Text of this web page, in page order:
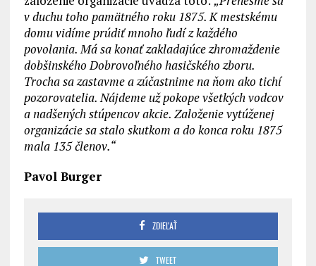
v duchu toho pamätného roku 1875. K mestskému
domu vidíme prúdiť mnoho ľudí z každého
povolania. Má sa konať zakladajúce zhromaždenie
dobšinského Dobrovoľného hasičského zboru.
Trocha sa zastavme a zúčastnime na ňom ako tichí
pozorovatelia. Nájdeme už pokope všetkých vodcov
a nadšených stúpencov akcie. Založenie vytúženej
organizácie sa stalo skutkom a do konca roku 1875
mala 135 členov.“
Pavol Burger
ZDIEĽAŤ
TWEET